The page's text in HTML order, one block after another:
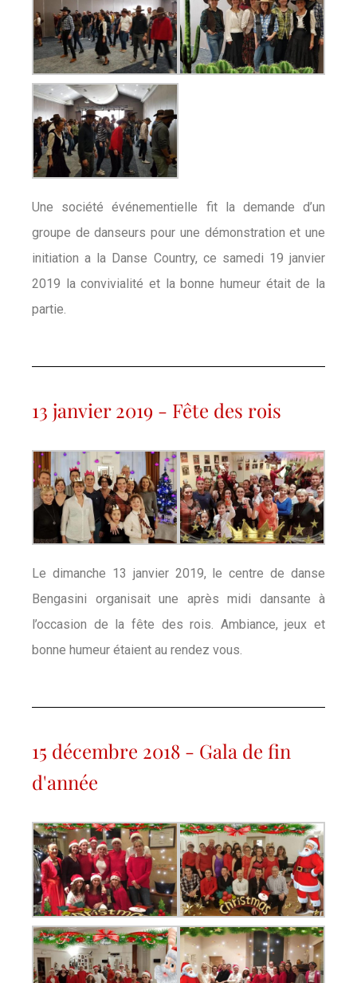
Une société événementielle fit la demande d’un
groupe de danseurs pour une démonstration et une
initiation a la Danse Country, ce samedi 19 janvier
2019 la convivialité et la bonne humeur était de la
partie.
13 janvier 2019 - Fête des rois
Le dimanche 13 janvier 2019, le centre de danse
Bengasini organisait une après midi dansante à
l’occasion de la fête des rois. Ambiance, jeux et
bonne humeur étaient au rendez vous.
15 décembre 2018 - Gala de fin
d'année